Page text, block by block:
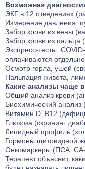
Возможная
ЭКГ в 12 отведениях
Измерение давления,
Забор крови из вены
Забор крови из пальца
Экспресс-тесты:
оплачиваются
Осмотр горла, ушей
Пальпация живота,
Какие анализы чаще
Общий анализ крови
Биохимический анализ
Витамин D, B12
Глюкоза (скрининг
Липидный профиль
Гормоны щитовидной
Онкомаркеры (ПСА,
Терапевт объяснит,